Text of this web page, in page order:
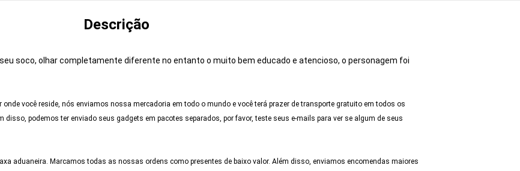
Descrição
soco, olhar completamente diferente no entanto o muito bem educado e atencioso, o personagem foi
onde você reside, nós enviamos nossa mercadoria em todo o mundo e você terá prazer de transporte gratuito em todos os
disso, podemos ter enviado seus gadgets em pacotes separados, por favor, teste seus e-mails para ver se algum de seus
aduaneira. Marcamos todas as nossas ordens como presentes de baixo valor. Além disso, enviamos encomendas maiores